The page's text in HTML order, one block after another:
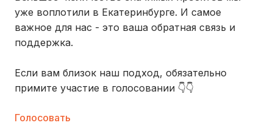
уже воплотили в Екатеринбурге. И самое
важное для нас - это ваша обратная связь и
поддержка.
Если вам близок наш подход, обязательно
примите участие в голосовании 👇👇
Голосовать